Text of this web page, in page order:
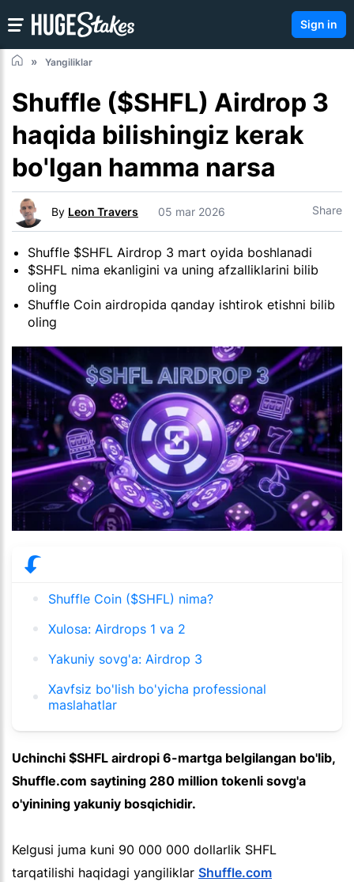
Sign in
Yangiliklar
Shuffle ($SHFL) Airdrop 3
haqida bilishingiz kerak
bo'lgan hamma narsa
By Leon Travers 05 mar 2026 Share
Shuffle $SHFL Airdrop 3 mart oyida boshlanadi
$SHFL nima ekanligini va uning afzalliklarini bilib
oling
Shuffle Coin airdropida qanday ishtirok etishni bilib
oling
Shuffle Coin ($SHFL) nima?
Xulosa: Airdrops 1 va 2
Yakuniy sovg'a: Airdrop 3
Xavfsiz bo'lish bo'yicha professional
maslahatlar
Uchinchi $SHFL airdropi 6-martga belgilangan bo'lib,
Shuffle.com saytining 280 million tokenli sovg'a
o'yinining yakuniy bosqichidir.
Kelgusi juma kuni 90 000 000 dollarlik SHFL
tarqatilishi haqidagi yangiliklar Shuffle.com